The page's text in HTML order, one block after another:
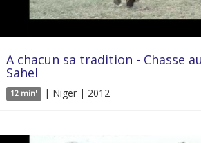
A chacun sa tradition - Chasse au
Sahel
12 min' | Niger | 2012